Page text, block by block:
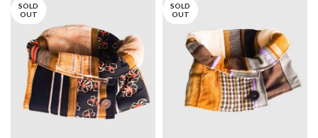
SOLD
OUT
SOLD
OUT